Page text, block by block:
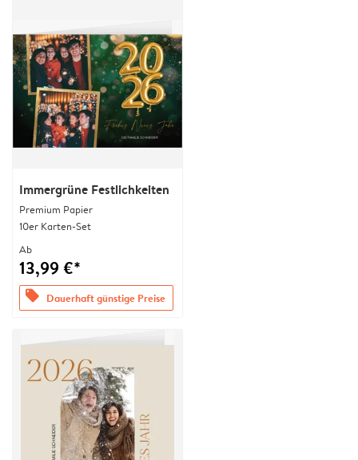
Immergrüne Festlichkeiten
Premium Papier
10er Karten-Set
Ab
13,99 €*
offers Dauerhaft günstige Preise